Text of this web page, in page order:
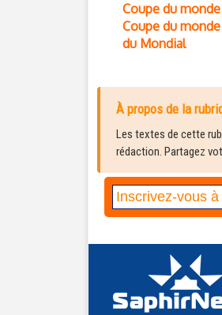
Coupe du
Coupe du
du Mondial
À propos de la
Les textes de cette
rédaction. Partagez